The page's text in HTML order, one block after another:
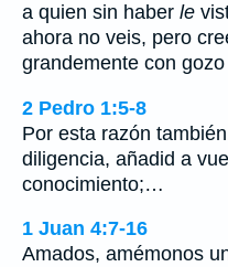
a quien sin haber le
ahora no veis, pero
grandemente con
2 Pedro 1:5-8
Por esta razón
diligencia, añadid a
conocimiento;…
1 Juan 4:7-16
Amados, amémonos